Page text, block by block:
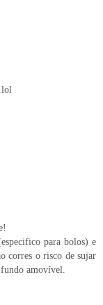
para bolos) e
corres o risco de sujar
amovível.